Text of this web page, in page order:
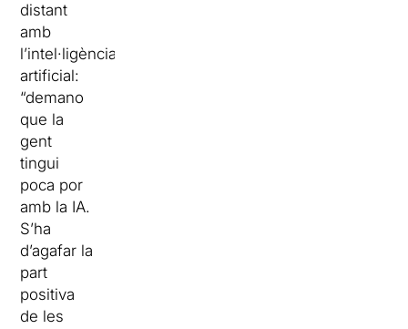
distant
amb
l’intel·ligència
artificial:
“demano
que la
gent
tingui
poca por
amb la IA.
S’ha
d’agafar la
part
positiva
de les